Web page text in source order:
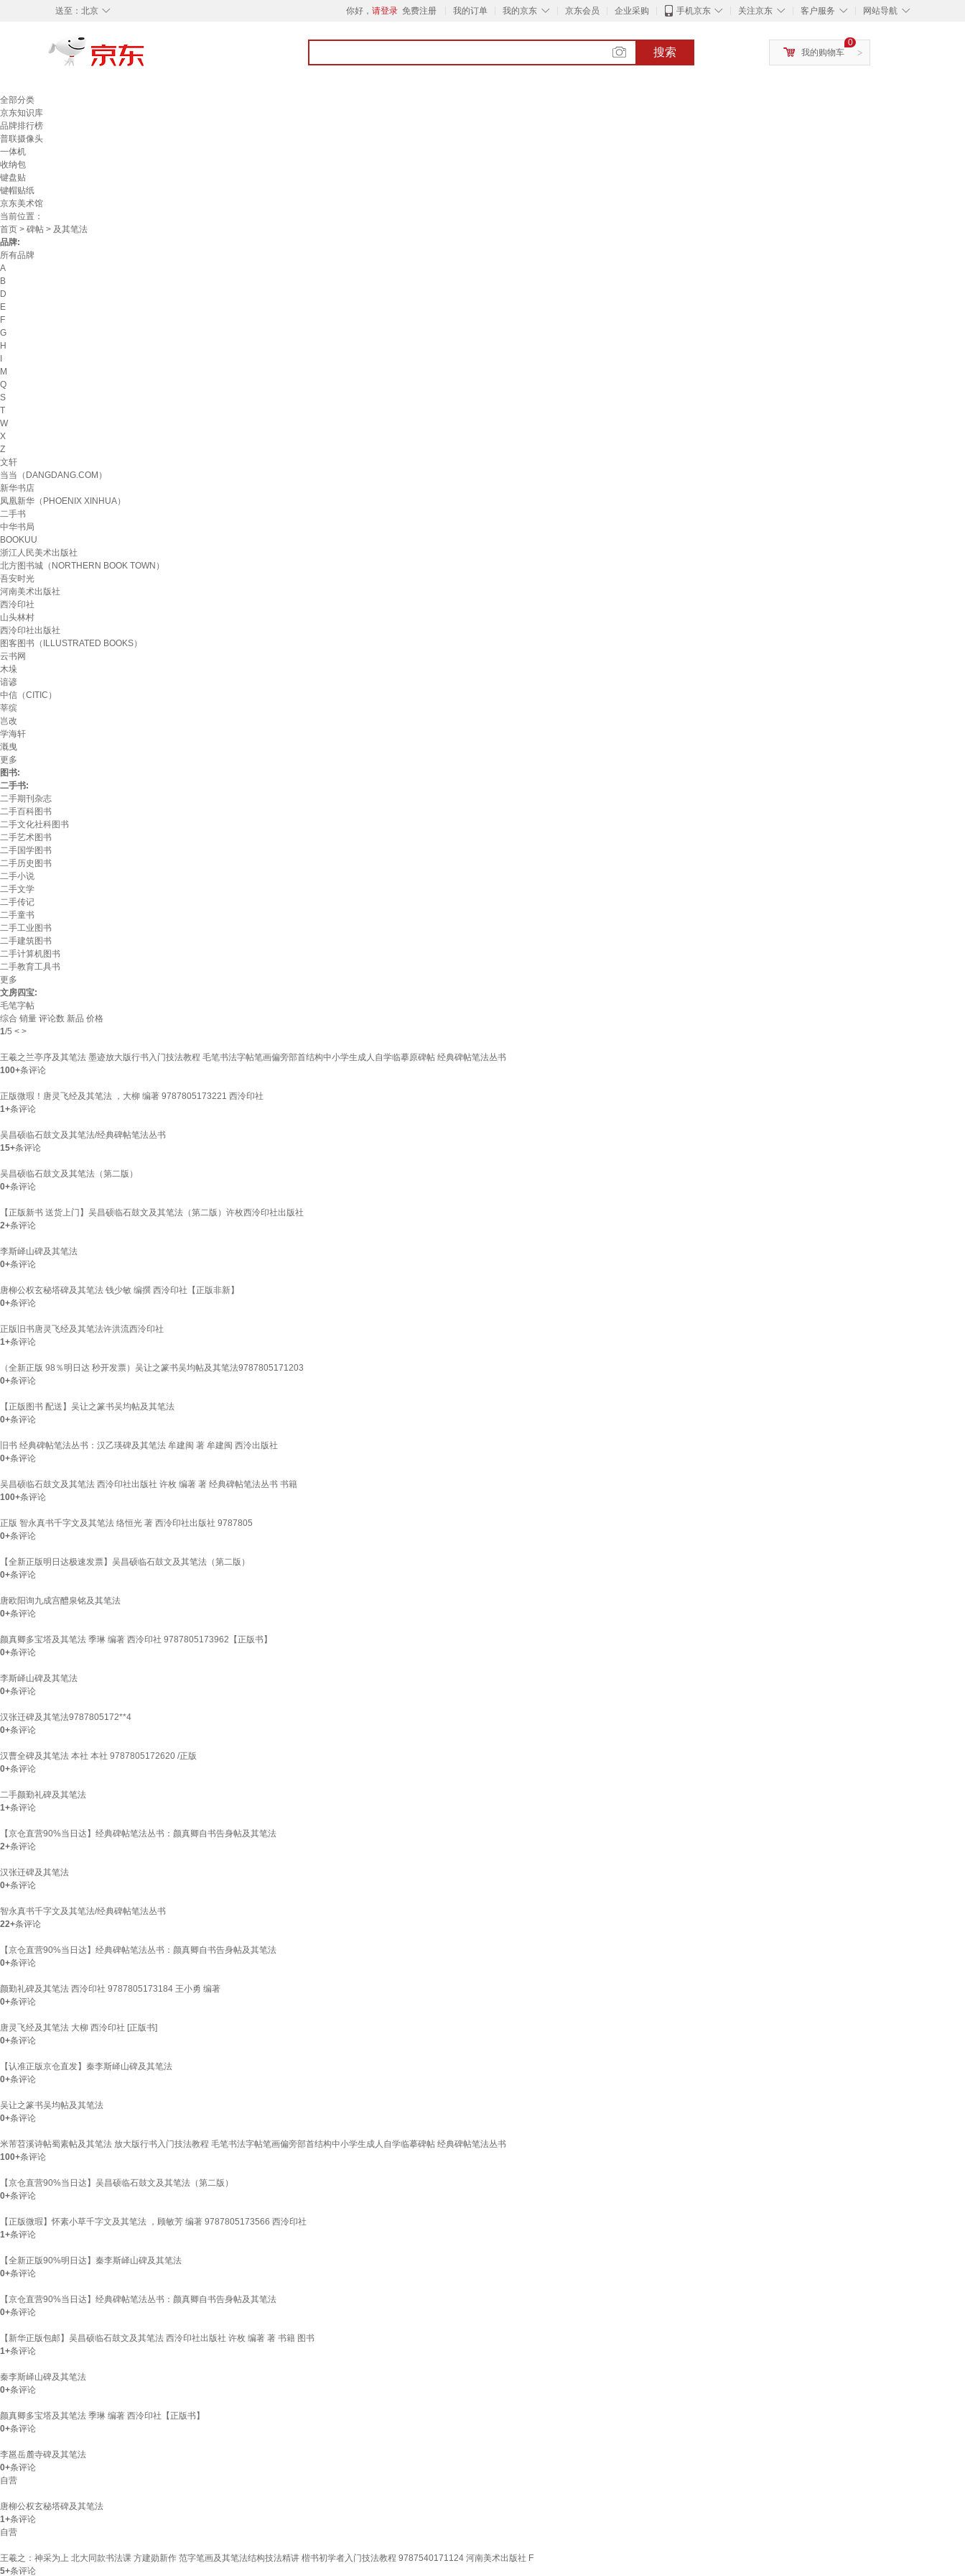
◇
送至： 北京 你好， 请登录 免费注册 我的订单 ◇
我的京东 京东会员 企业采购 ◇
手机京东 ◇
关注京东 ◇
客户服务 ◇
网站导航
搜索 >
0
我的购物车
全部分类
京东知识库
品牌排行榜
普联摄像头
一体机
收纳包
键盘贴
键帽贴纸
京东美术馆
当前位置：
首页 > 碑帖 > 及其笔法
品牌:
所有品牌
A
B
D
E
F
G
H
M
Q
S
T
W
X
Z
文轩
当当（DANGDANG.COM）
新华书店
凤凰新华（PHOENIX XINHUA）
二手书
中华书局
BOOKUU
浙江人民美术出版社
北方图书城（NORTHERN BOOK TOWN）
吾安时光
河南美术出版社
西泠印社
山头林村
西泠印社出版社
图客图书（ILLUSTRATED BOOKS）
云书网
木垛
谙谚
中信（CITIC）
莘缤
岂改
学海轩
溉曳
更多
图书:
二手书:
二手期刊杂志
二手百科图书
二手文化社科图书
二手艺术图书
二手国学图书
二手历史图书
二手小说
二手文学
二手传记
二手童书
二手工业图书
二手建筑图书
二手计算机图书
二手教育工具书
更多
文房四宝:
毛笔字帖
综合 销量 评论数 新品 价格
1/5 < >
王羲之兰亭序及其笔法 墨迹放大版行书入门技法教程 毛笔书法字帖笔画偏旁部首结构中小学生成人自学临摹原碑帖 经典碑帖笔法丛书
100+条评论
正版微瑕！唐灵飞经及其笔法 ，大柳 编著 9787805173221 西泠印社
1+条评论
吴昌硕临石鼓文及其笔法/经典碑帖笔法丛书
15+条评论
吴昌硕临石鼓文及其笔法（第二版）
0+条评论
【正版新书 送货上门】吴昌硕临石鼓文及其笔法（第二版）许枚西泠印社出版社
2+条评论
李斯峄山碑及其笔法
0+条评论
唐柳公权玄秘塔碑及其笔法 钱少敏 编撰 西泠印社【正版非新】
0+条评论
正版旧书唐灵飞经及其笔法许洪流西泠印社
1+条评论
（全新正版 98％明日达 秒开发票）吴让之篆书吴均帖及其笔法9787805171203
0+条评论
【正版图书 配送】吴让之篆书吴均帖及其笔法
0+条评论
旧书 经典碑帖笔法丛书：汉乙瑛碑及其笔法 牟建闽 著 牟建闽 西泠出版社
0+条评论
吴昌硕临石鼓文及其笔法 西泠印社出版社 许枚 编著 著 经典碑帖笔法丛书 书籍
100+条评论
正版 智永真书千字文及其笔法 络恒光 著 西泠印社出版社 9787805
0+条评论
【全新正版明日达极速发票】吴昌硕临石鼓文及其笔法（第二版）
0+条评论
唐欧阳询九成宫醴泉铭及其笔法
0+条评论
颜真卿多宝塔及其笔法 季琳 编著 西泠印社 9787805173962【正版书】
0+条评论
李斯峄山碑及其笔法
0+条评论
汉张迁碑及其笔法9787805172**4
0+条评论
汉曹全碑及其笔法 本社 本社 9787805172620 /正版
0+条评论
二手颜勤礼碑及其笔法
1+条评论
【京仓直营90%当日达】经典碑帖笔法丛书：颜真卿自书告身帖及其笔法
2+条评论
汉张迁碑及其笔法
0+条评论
智永真书千字文及其笔法/经典碑帖笔法丛书
22+条评论
【京仓直营90%当日达】经典碑帖笔法丛书：颜真卿自书告身帖及其笔法
0+条评论
颜勤礼碑及其笔法 西泠印社 9787805173184 王小勇 编著
0+条评论
唐灵飞经及其笔法 大柳 西泠印社 [正版书]
0+条评论
【认准正版京仓直发】秦李斯峄山碑及其笔法
0+条评论
吴让之篆书吴均帖及其笔法
0+条评论
米芾苕溪诗帖蜀素帖及其笔法 放大版行书入门技法教程 毛笔书法字帖笔画偏旁部首结构中小学生成人自学临摹碑帖 经典碑帖笔法丛书
100+条评论
【京仓直营90%当日达】吴昌硕临石鼓文及其笔法（第二版）
0+条评论
【正版微瑕】怀素小草千字文及其笔法 ，顾敏芳 编著 9787805173566 西泠印社
1+条评论
【全新正版90%明日达】秦李斯峄山碑及其笔法
0+条评论
【京仓直营90%当日达】经典碑帖笔法丛书：颜真卿自书告身帖及其笔法
0+条评论
【新华正版包邮】吴昌硕临石鼓文及其笔法 西泠印社出版社 许枚 编著 著 书籍 图书
1+条评论
秦李斯峄山碑及其笔法
0+条评论
颜真卿多宝塔及其笔法 季琳 编著 西泠印社【正版书】
0+条评论
李邕岳麓寺碑及其笔法
0+条评论
自营
唐柳公权玄秘塔碑及其笔法
1+条评论
自营
王羲之：神采为上 北大同款书法课 方建勋新作 范字笔画及其笔法结构技法精讲 楷书初学者入门技法教程 9787540171124 河南美术出版社 F
5+条评论